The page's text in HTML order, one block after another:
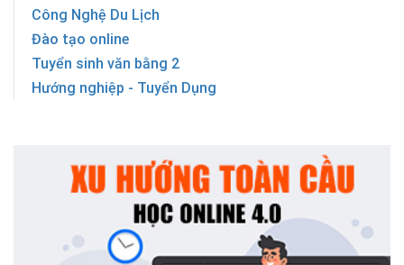
Công Nghệ Du Lịch
Đào tạo online
Tuyển sinh văn bằng 2
Hướng nghiệp - Tuyển Dụng